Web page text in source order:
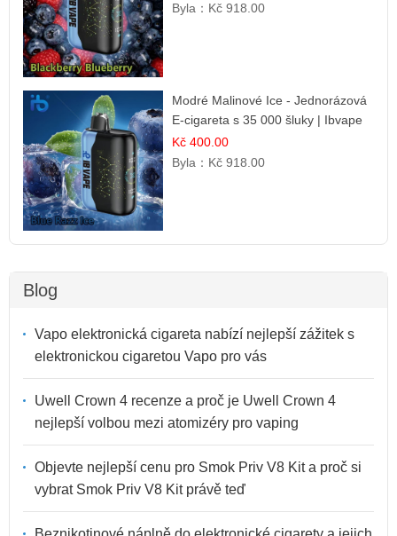
Byla： Kč 918.00
Modré Malinové Ice - Jednorázová
E-cigareta s 35 000 šluky | Ibvape
Kč 400.00
Byla： Kč 918.00
Blog
Vapo elektronická cigareta nabízí nejlepší zážitek s
elektronickou cigaretou Vapo pro vás
Uwell Crown 4 recenze a proč je Uwell Crown 4
nejlepší volbou mezi atomizéry pro vaping
Objevte nejlepší cenu pro Smok Priv V8 Kit a proč si
vybrat Smok Priv V8 Kit právě teď